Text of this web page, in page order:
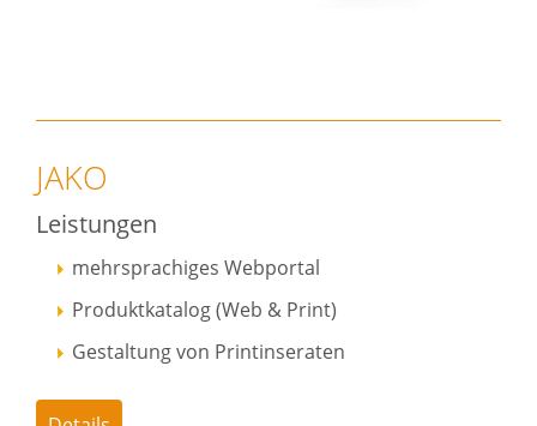
JAKO
Leistungen
mehrsprachiges Webportal
Produktkatalog (Web & Print)
Gestaltung von Printinseraten